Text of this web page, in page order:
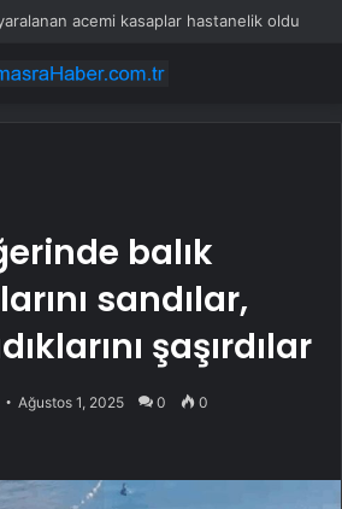
acemi kasaplar hastanelik oldu
balık
sandılar,
şaşırdılar
Ağustos 1, 2025 0 0